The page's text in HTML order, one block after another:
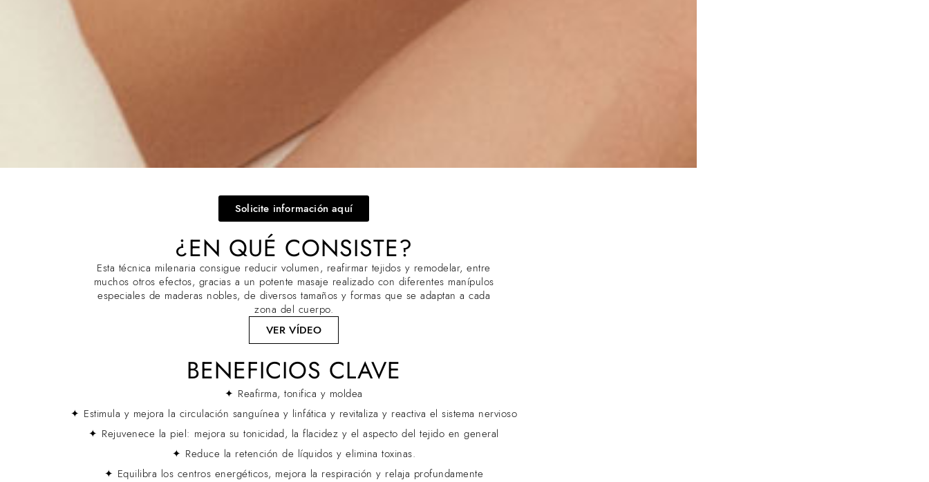
Solicite información aquí
¿EN QUÉ CONSISTE?
Esta técnica milenaria consigue reducir volumen, reafirmar tejidos y remodelar, entre
muchos otros efectos, gracias a un potente masaje realizado con diferentes manípulos
especiales de maderas nobles, de diversos tamaños y formas que se adaptan a cada
zona del cuerpo.
VER VÍDEO
BENEFICIOS CLAVE
✦ Reafirma, tonifica y moldea
✦ Estimula y mejora la circulación sanguínea y linfática y revitaliza y reactiva el sistema nervioso
✦ Rejuvenece la piel: mejora su tonicidad, la flacidez y el aspecto del tejido en general
✦ Reduce la retención de líquidos y elimina toxinas.
✦ Equilibra los centros energéticos, mejora la respiración y relaja profundamente